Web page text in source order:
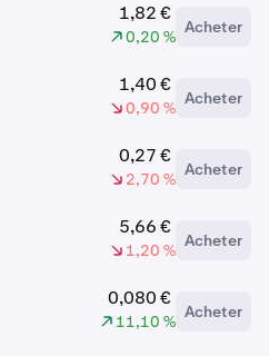
1,82 €
0,20 %
Acheter
1,40 €
0,90 %
Acheter
0,27 €
2,70 %
Acheter
5,66 €
1,20 %
Acheter
0,080 €
11,10 %
Acheter